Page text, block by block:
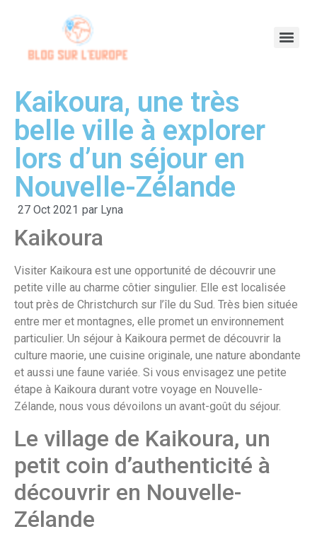
Kaikoura, une très
belle ville à explorer
lors d’un séjour en
Nouvelle-Zélande
27 Oct 2021 par Lyna
Kaikoura
Visiter Kaikoura est une opportunité de découvrir une
petite ville au charme côtier singulier. Elle est localisée
tout près de Christchurch sur l’île du Sud. Très bien située
entre mer et montagnes, elle promet un environnement
particulier. Un séjour à Kaikoura permet de découvrir la
culture maorie, une cuisine originale, une nature abondante
et aussi une faune variée. Si vous envisagez une petite
étape à Kaikoura durant votre voyage en Nouvelle-
Zélande, nous vous dévoilons un avant-goût du séjour.
Le village de Kaikoura, un
petit coin d’authenticité à
découvrir en Nouvelle-
Zélande